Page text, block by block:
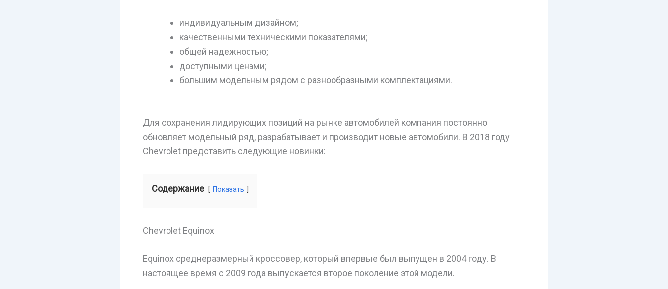
индивидуальным дизайном;
качественными техническими показателями;
общей надежностью;
доступными ценами;
большим модельным рядом с разнообразными комплектациями.
Для сохранения лидирующих позиций на рынке автомобилей компания постоянно
обновляет модельный ряд, разрабатывает и производит новые автомобили. В 2018 году
Chevrolet представить следующие новинки:
Содержание Показать
Chevrolet Equinox
Equinox среднеразмерный кроссовер, который впервые был выпущен в 2004 году. В
настоящее время с 2009 года выпускается второе поколение этой модели.